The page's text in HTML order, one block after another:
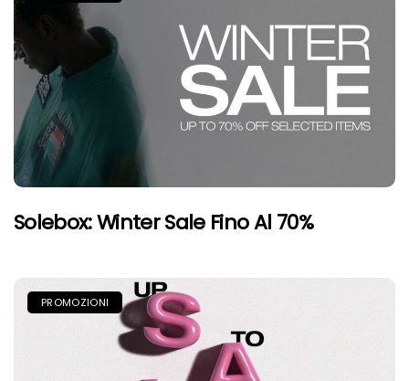
Solebox: Winter Sale Fino Al 70%
PROMOZIONI